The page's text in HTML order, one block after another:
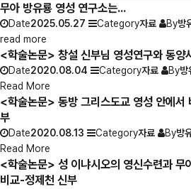
무아 방유룡 영성 연구소는...
Date2025.05.27 Category자료 By방
read more
<학술논문> 창설 신부님 영성연구와 동양
Date2020.08.04 Category자료 By방
Read More
<학술논문> 동방 그리스도교 영성 안에서
부
Date2020.08.13 Category자료 By방
Read More
<학술논문> 성 이냐시오의 영신수련과 무
비교-정제천 신부